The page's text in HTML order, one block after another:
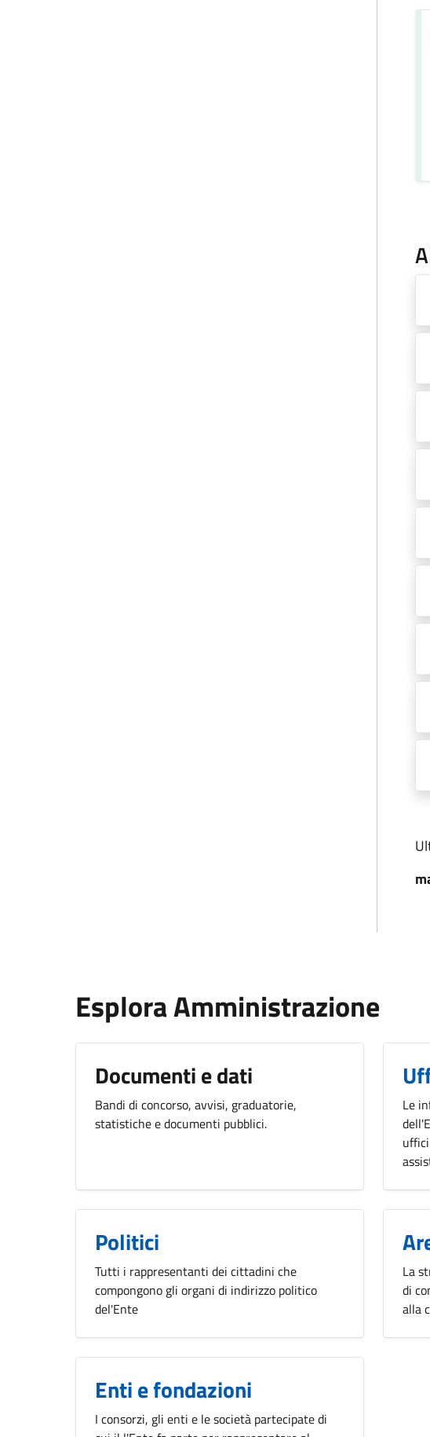
Esplora Amministrazione
Documenti e dati
Bandi di concorso, avvisi, graduatorie,
statistiche e documenti pubblici.
Le
Politici
Tutti i rappresentanti dei cittadini che
compongono gli organi di indirizzo politico
del'Ente
La
di
alla
Enti e fondazioni
I consorzi, gli enti e le società partecipate di